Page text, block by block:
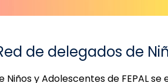
de delegados de
y Adolescentes de FEPAL